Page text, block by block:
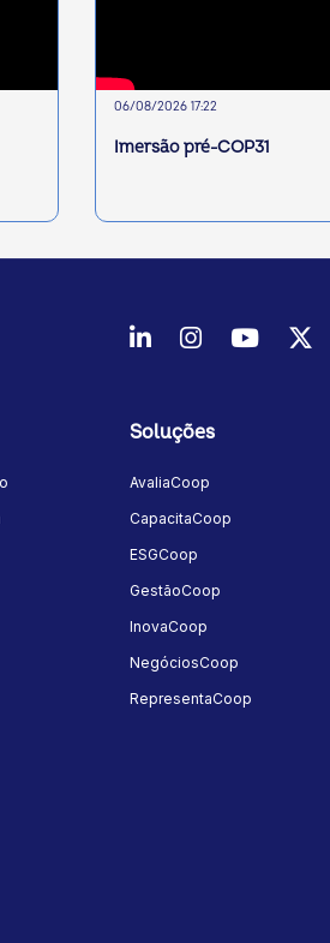
06/08/2026 17:22
Imersão pré-COP31
LinkedInInstagram
Soluções
AvaliaCoop
CapacitaCoop
ESGCoop
GestãoCoop
InovaCoop
NegóciosCoop
RepresentaCoop